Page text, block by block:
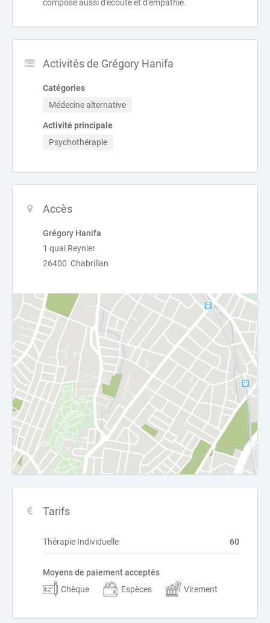
compose aussi d'écoute et d'empathie.
Activités de Grégory Hanifa
Catégories
Médecine alternative
Activité principale
Psychothérapie
Accès
Grégory Hanifa
1 quai Reynier
26400 Chabrillan
Tarifs
Thérapie Individuelle 60
Moyens de paiement acceptés
Chèque
Espèces Virement